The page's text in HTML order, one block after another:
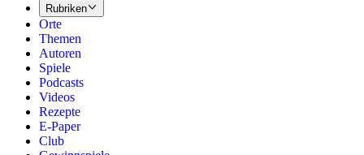
Rubriken
Orte
Themen
Autoren
Spiele
Podcasts
Videos
Rezepte
E-Paper
Club